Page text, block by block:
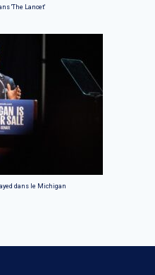
'The Lancet'
dans le Michigan